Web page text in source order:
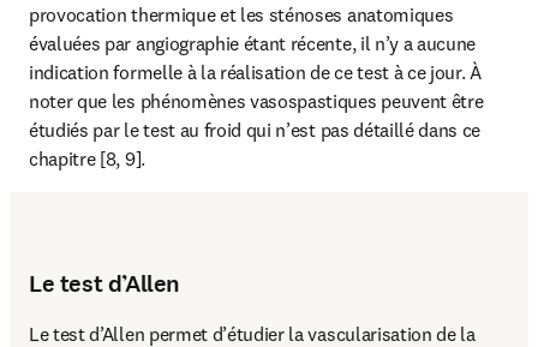
provocation thermique et les sténoses anatomiques
évaluées par angiographie étant récente, il n’y a aucune
indication formelle à la réalisation de ce test à ce jour. À
noter que les phénomènes vasospastiques peuvent être
étudiés par le test au froid qui n’est pas détaillé dans ce
chapitre [8, 9].
Le test d’Allen
Le test d’Allen permet d’étudier la vascularisation de la